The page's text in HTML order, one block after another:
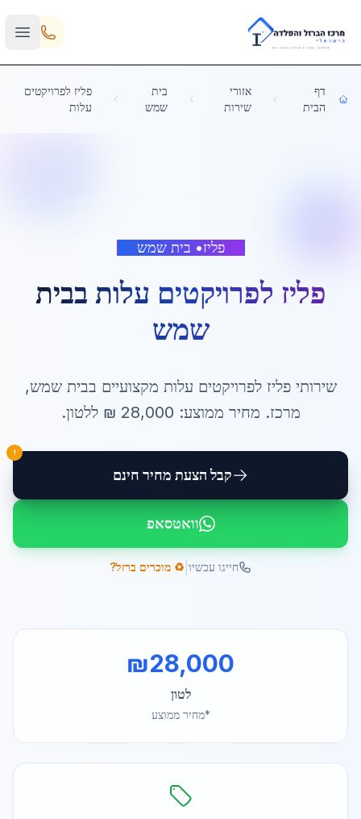
Skip to main content
דף
הבית
אזורי
שירות
בית
שמש
פליז לפרויקטים
עלות
פליז• בית שמש
פליז לפרויקטים עלות בבית
שמש
שירותיפליז לפרויקטים עלות מקצועיים בבית שמש,
מרכז. מחיר ממוצע: 28,000 ₪ ללטון.
קבל הצעת מחיר חינם
!
וואטסאפ
חייגו עכשיו ♻️ מוכרים ברזל?
₪28,000
לטון
*מחיר ממוצע